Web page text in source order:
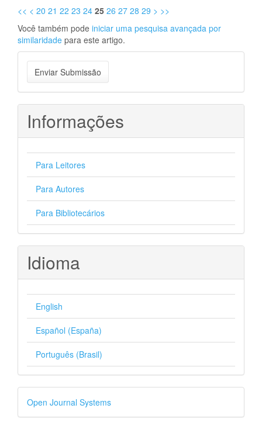
<< < 20 21 22 23 24 25 26 27 28 29 > >>
Você também pode iniciar uma pesquisa avançada por
similaridade para este artigo.
Enviar
Submissão
Enviar Submissão
Informações
Para Leitores
Para Autores
Para Bibliotecários
Idioma
English
Español (España)
Português (Brasil)
Desenvolvido
por
Open Journal Systems